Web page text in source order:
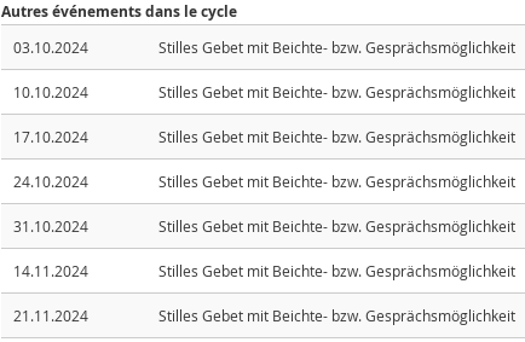
Autres événements dans le cycle
03.10.2024 Stilles Gebet mit Beichte- bzw. Gesprächsmöglichkeit
10.10.2024 Stilles Gebet mit Beichte- bzw. Gesprächsmöglichkeit
17.10.2024 Stilles Gebet mit Beichte- bzw. Gesprächsmöglichkeit
24.10.2024 Stilles Gebet mit Beichte- bzw. Gesprächsmöglichkeit
31.10.2024 Stilles Gebet mit Beichte- bzw. Gesprächsmöglichkeit
14.11.2024 Stilles Gebet mit Beichte- bzw. Gesprächsmöglichkeit
21.11.2024 Stilles Gebet mit Beichte- bzw. Gesprächsmöglichkeit